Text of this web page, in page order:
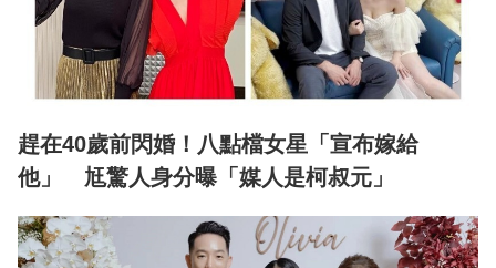
趕在40歲前閃婚！八點檔女星「宣布嫁給
他」 尪驚人身分曝「媒人是柯叔元」